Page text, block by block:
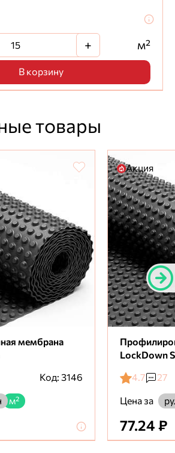
+ м²
В корзину
товары
мембрана
Код: 3146
м²
Акция
LockDown
4.7
27
Цена за
77.24 ₽